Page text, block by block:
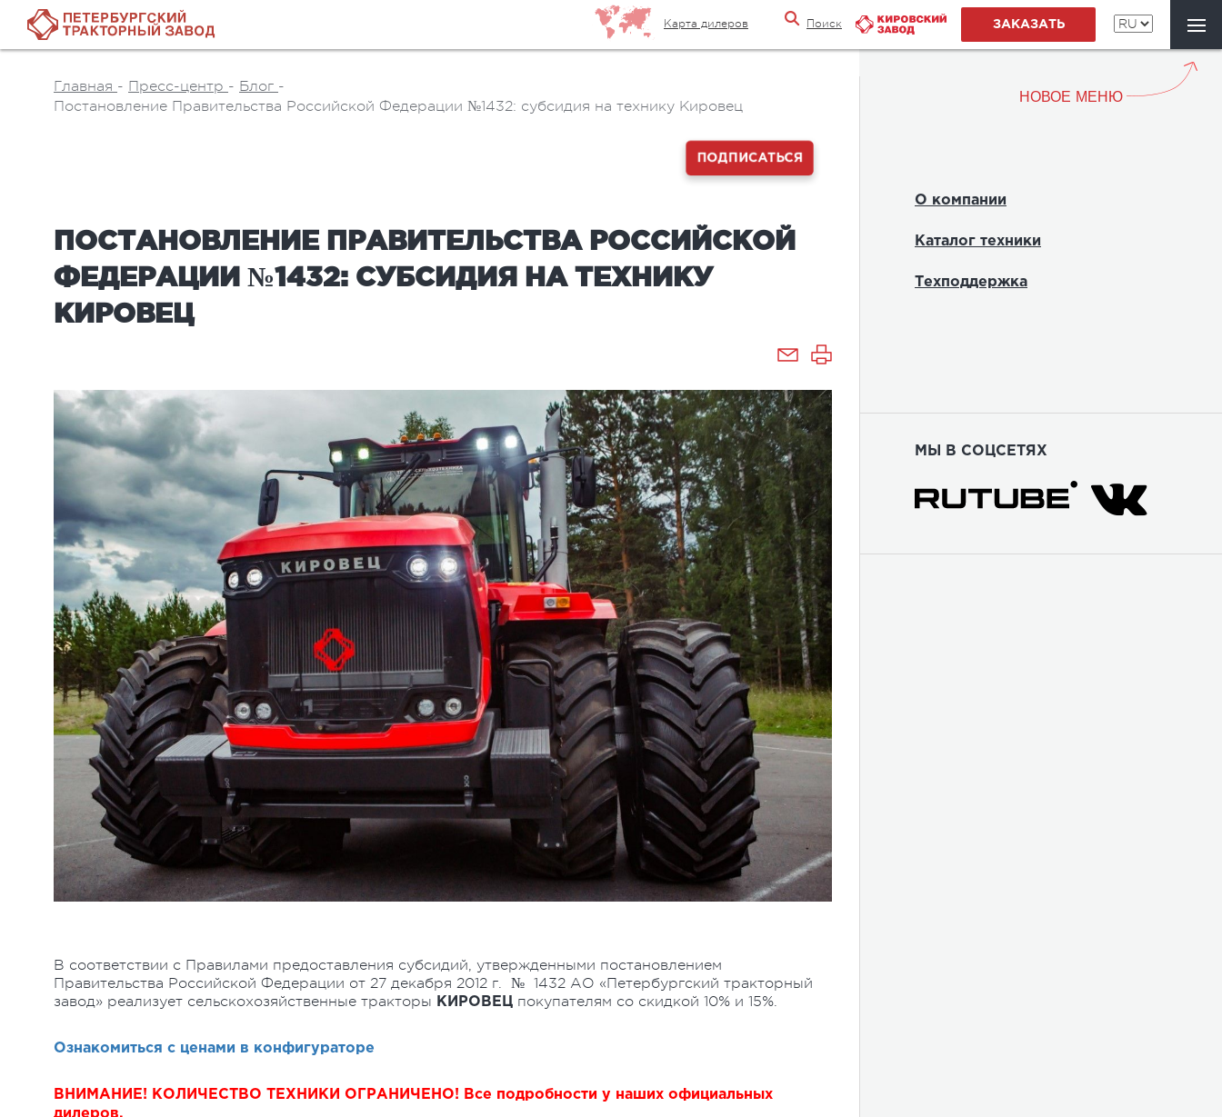
НОВОЕ МЕНЮ
ЗАКАЗАТЬ
Карта дилеров Поиск
Главная - Пресс-центр - Блог -
Постановление Правительства Российской Федерации №1432: субсидия на технику Кировец
ПОДПИСАТЬСЯ
ПОСТАНОВЛЕНИЕ ПРАВИТЕЛЬСТВА РОССИЙСКОЙ
ФЕДЕРАЦИИ №1432: СУБСИДИЯ НА ТЕХНИКУ
КИРОВЕЦ
В соответствии с Правилами предоставления субсидий, утвержденными постановлением
Правительства Российской Федерации от 27 декабря 2012 г. № 1432 АО «Петербургский тракторный
завод» реализует сельскохозяйственные тракторы КИРОВЕЦ покупателям со скидкой 10% и 15%.
Ознакомиться с ценами в конфигураторе
ВНИМАНИЕ! КОЛИЧЕСТВО ТЕХНИКИ ОГРАНИЧЕНО! Все подробности у наших официальных
дилеров.
О компании
Каталог техники
Техподдержка
МЫ В СОЦСЕТЯХ